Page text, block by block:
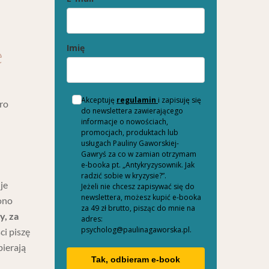
za
piszę
Imię
Akceptuję regulamin i zapisuję się
do newslettera zawierającego
informacje o nowościach,
promocjach, produktach lub
usługach Pauliny Gaworskiej-
Gawryś za co w zamian otrzymam
e-booka pt. „Antykryzysownik. Jak
radzić sobie w kryzysie?”.
Jeżeli nie chcesz zapisywać się do
newslettera, możesz kupić e-booka
za 49 zł brutto, pisząc do mnie na
adres:
psycholog@paulinagaworska.pl.
Tak, odbieram e-book